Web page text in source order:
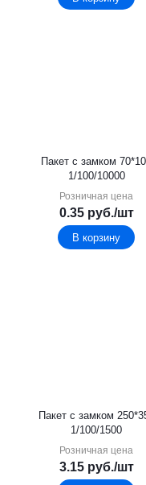
Пакет с замком
1/100/10000
Розничная цена
0.35руб./шт
В корзину
Пакет с замком
1/100/1500
Розничная цена
3.15руб./шт